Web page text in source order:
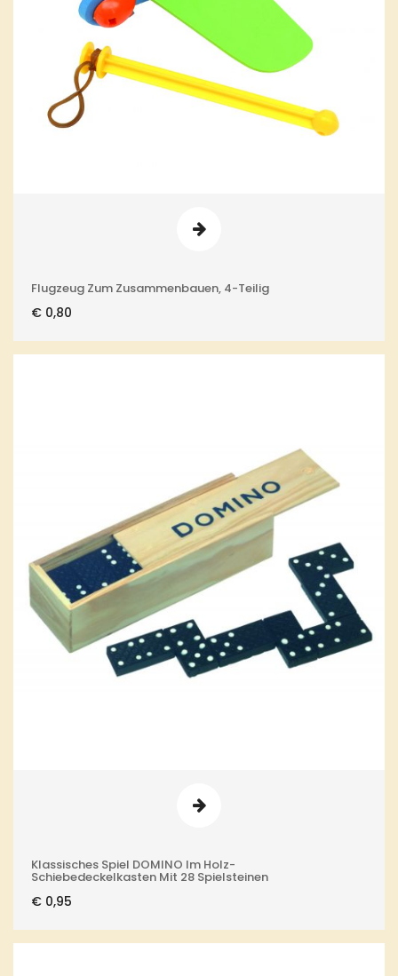
Flugzeug Zum Zusammenbauen, 4-Teilig
€ 0,80
Klassisches Spiel DOMINO Im Holz-
Schiebedeckelkasten Mit 28 Spielsteinen
€ 0,95